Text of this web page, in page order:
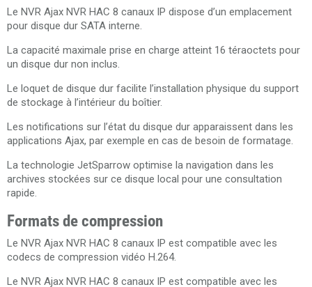
Le NVR Ajax NVR HAC 8 canaux IP dispose d’un emplacement
pour disque dur SATA interne.
La capacité maximale prise en charge atteint 16 téraoctets pour
un disque dur non inclus.
Le loquet de disque dur facilite l’installation physique du support
de stockage à l’intérieur du boîtier.
Les notifications sur l’état du disque dur apparaissent dans les
applications Ajax, par exemple en cas de besoin de formatage.
La technologie JetSparrow optimise la navigation dans les
archives stockées sur ce disque local pour une consultation
rapide.
Formats de compression
Le NVR Ajax NVR HAC 8 canaux IP est compatible avec les
codecs de compression vidéo H.264.
Le NVR Ajax NVR HAC 8 canaux IP est compatible avec les